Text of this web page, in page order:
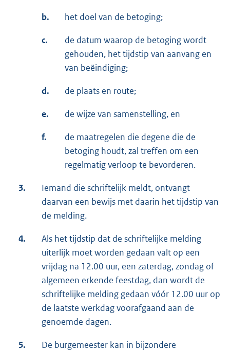
b. het doel van de betoging;
c.
de datum waarop de betoging wordt
gehouden, het tijdstip van aanvang en
van beëindiging;
d. de plaats en route;
e. de wijze van samenstelling, en
f.
de maatregelen die degene die de
betoging houdt, zal treffen om een
regelmatig verloop te bevorderen.
3.
Iemand die schriftelijk meldt, ontvangt
daarvan een bewijs met daarin het tijdstip van
de melding.
4.
Als het tijdstip dat de schriftelijke melding
uiterlijk moet worden gedaan valt op een
vrijdag na 12.00 uur, een zaterdag, zondag of
algemeen erkende feestdag, dan wordt de
schriftelijke melding gedaan vóór 12.00 uur op
de laatste werkdag voorafgaand aan de
genoemde dagen.
5.
De burgemeester kan in bijzondere